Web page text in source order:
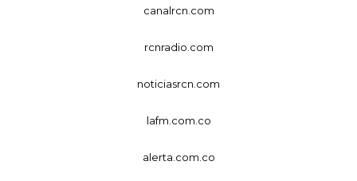
canalrcn.com
rcnradio.com
noticiasrcn.com
lafm.com.co
alerta.com.co